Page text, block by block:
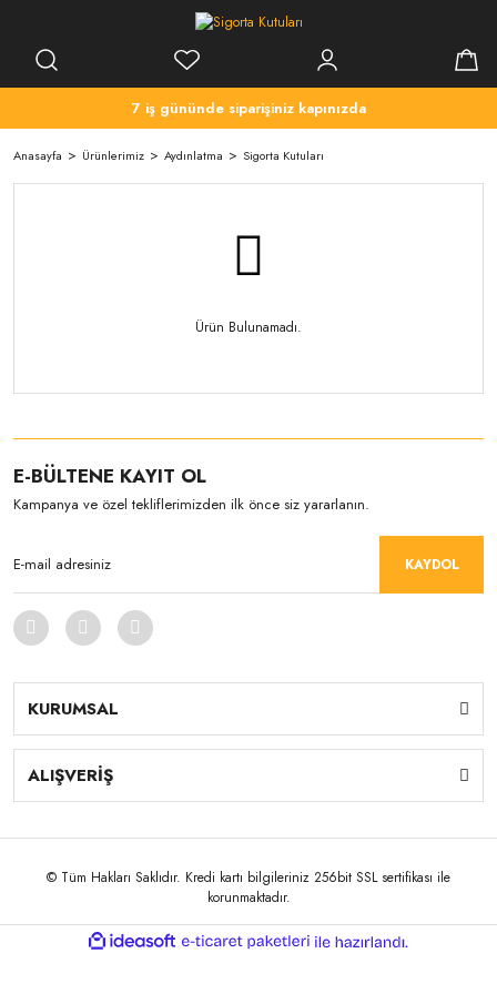
7 iş gününde siparişiniz kapınızda
Anasayfa Ürünlerimiz Aydınlatma Sigorta Kutuları
Ürün Bulunamadı.
E-BÜLTENE KAYIT OL
Kampanya ve özel tekliflerimizden ilk önce siz yararlanın.
KAYDOL
KURUMSAL
ALIŞVERİŞ
© Tüm Hakları Saklıdır. Kredi kartı bilgileriniz 256bit SSL sertifikası ile
korunmaktadır.
ideasoft
e-